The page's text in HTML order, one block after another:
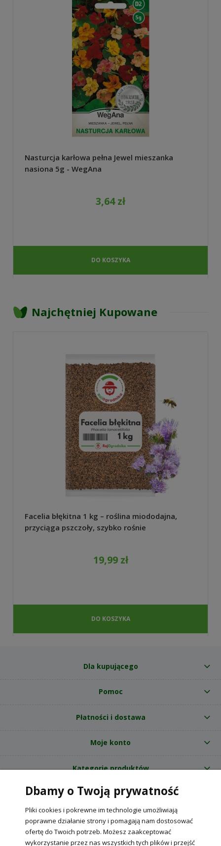
Nasturcja karłowa pełna Jewel mieszanka
nasiona 5g - WegAna
3,64 zł
DO KOSZYKA
Najchętniej Kupowane
Facelia błękitna 1 kg – roślina miododajna,
przyciąga pszczoły, szybko rośnie
19,99 zł
DO KOSZYKA
Dla kupującego
Pomoc
Płatności i dostawa
Moje konto
Kategorie produktów
O nas
Internetowy sklep ogrodniczy z nasionami RajOgrodnika.pl
NIP: 6090037061, REGON: 260240470 | Czarnca, ul. Tęczowa 31, 29-100
Włoszczowa
Dbamy o Twoją prywatność
Pliki cookies i pokrewne im technologie umożliwiają
poprawne działanie strony i pomagają nam dostosować
ofertę do Twoich potrzeb. Możesz zaakceptować
wykorzystanie przez nas wszystkich tych plików i przejść